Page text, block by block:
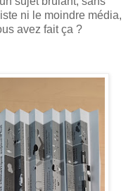
ni le moindre média,
avez fait ça ?